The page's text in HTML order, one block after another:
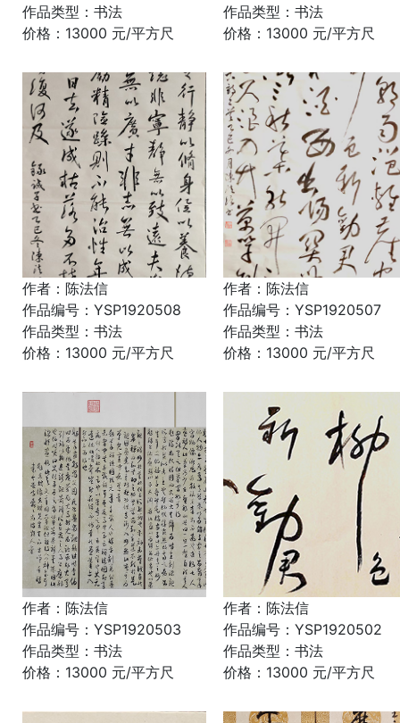
作品类型：书法
价格：13000 元/平方尺
作品类型：书法
价格：13000 元/平方尺
作者：陈法信
作品编号：YSP1920508
作品类型：书法
价格：13000 元/平方尺
作者：陈法信
作品编号：YSP1920507
作品类型：书法
价格：13000 元/平方尺
作者：陈法信
作品编号：YSP1920503
作品类型：书法
价格：13000 元/平方尺
作者：陈法信
作品编号：YSP1920502
作品类型：书法
价格：13000 元/平方尺